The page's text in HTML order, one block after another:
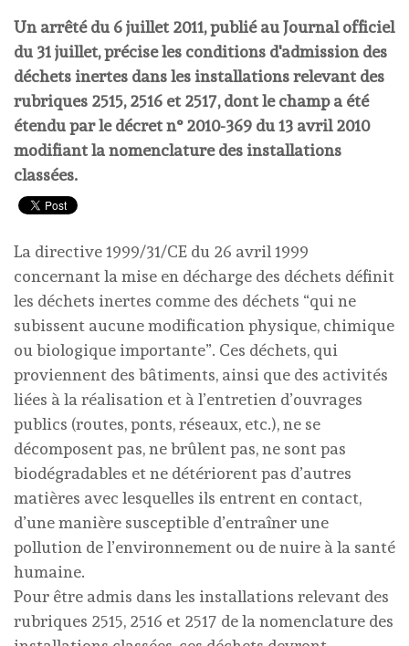
Un arrêté du 6 juillet 2011, publié au Journal officiel
du 31 juillet, précise les conditions d'admission des
déchets inertes dans les installations relevant des
rubriques 2515, 2516 et 2517, dont le champ a été
étendu par le décret n° 2010-369 du 13 avril 2010
modifiant la nomenclature des installations
classées.
La directive 1999/31/CE du 26 avril 1999
concernant la mise en décharge des déchets définit
les déchets inertes comme des déchets “qui ne
subissent aucune modification physique, chimique
ou biologique importante”. Ces déchets, qui
proviennent des bâtiments, ainsi que des activités
liées à la réalisation et à l’entretien d’ouvrages
publics (routes, ponts, réseaux, etc.), ne se
décomposent pas, ne brûlent pas, ne sont pas
biodégradables et ne détériorent pas d’autres
matières avec lesquelles ils entrent en contact,
d’une manière susceptible d’entraîner une
pollution de l’environnement ou de nuire à la santé
humaine.
Pour être admis dans les installations relevant des
rubriques 2515, 2516 et 2517 de la nomenclature des